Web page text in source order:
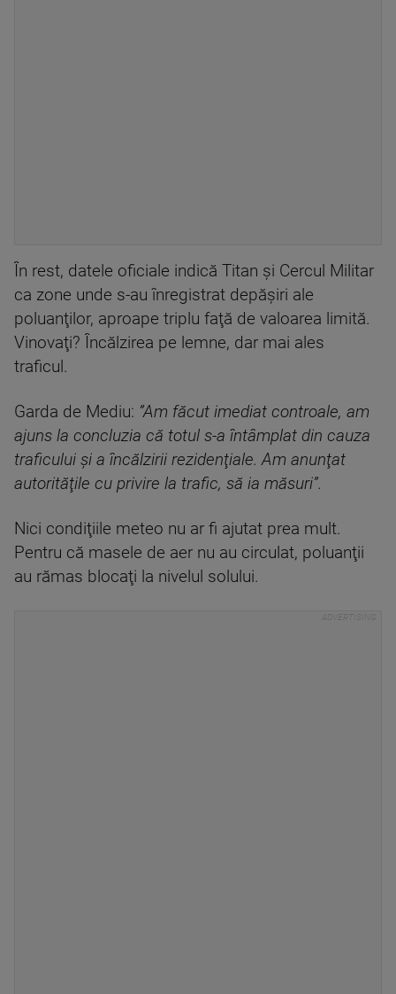
În rest, datele oficiale indică Titan şi Cercul Militar
ca zone unde s-au înregistrat depăşiri ale
poluanţilor, aproape triplu faţă de valoarea limită.
Vinovaţi? Încălzirea pe lemne, dar mai ales
traficul.
Garda de Mediu: ”Am făcut imediat controale, am
ajuns la concluzia că totul s-a întâmplat din cauza
traficului şi a încălzirii rezidenţiale. Am anunţat
autorităţile cu privire la trafic, să ia măsuri”.
Nici condiţiile meteo nu ar fi ajutat prea mult.
Pentru că masele de aer nu au circulat, poluanţii
au rămas blocaţi la nivelul solului.